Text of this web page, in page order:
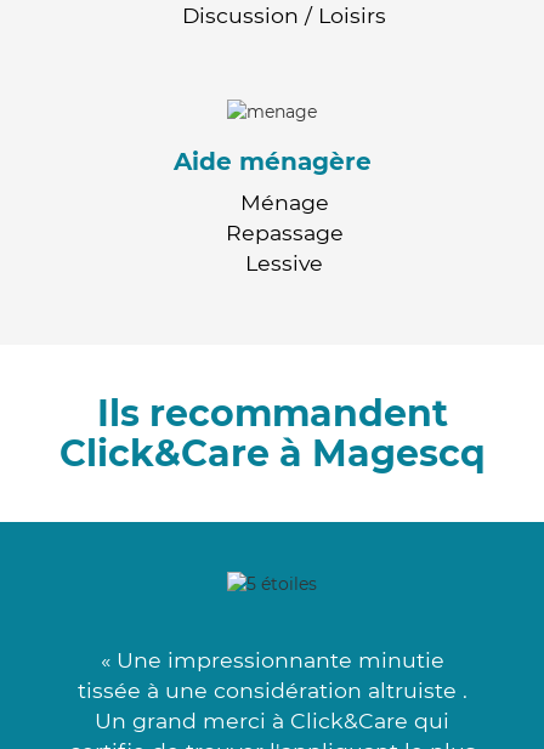
Discussion / Loisirs
Aide ménagère
Ménage
Repassage
Lessive
Ils recommandent
Click&Care à Magescq
« Une impressionnante minutie
tissée à une considération altruiste .
Un grand merci à Click&Care qui